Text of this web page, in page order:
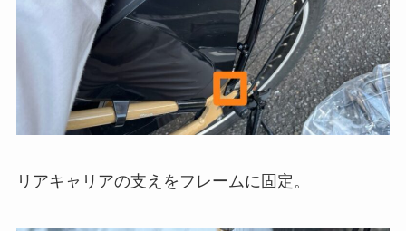
リアキャリアの支えをフレームに固定。